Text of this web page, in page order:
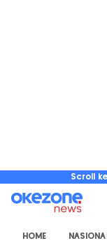
Scroll
HOME